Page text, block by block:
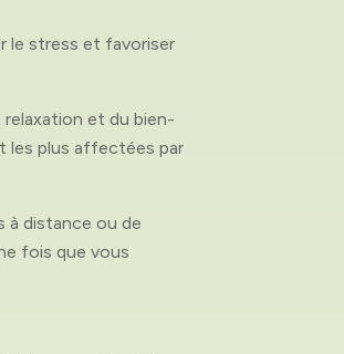
le stress et favoriser
et du bien-
les plus affectées par
à distance ou de
fois que vous